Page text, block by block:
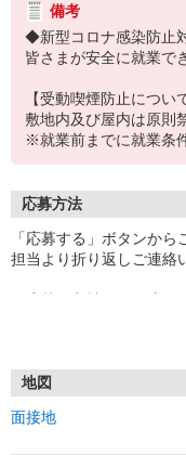
備考
◆新型コロナ感染防止
皆さまが安全に就業で
【受動喫煙防止につい
敷地内及び屋内は原則
※就業前までに就業条
応募方法
「応募する」ボタンから
担当より折り返しご連絡
*来社面接またはオンラ
（応募情報不足の場合
地図
面接地